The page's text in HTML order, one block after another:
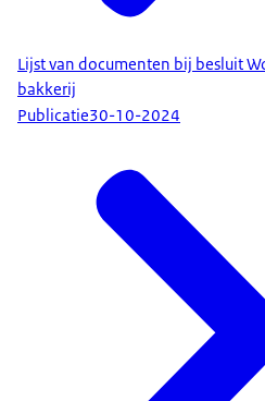
Lijst van documenten bij besluit
bakkerij
Publicatie30-10-2024